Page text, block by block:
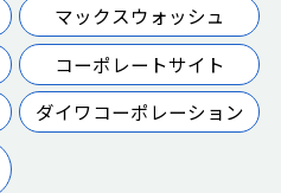
マックスウォッシュ
コーポレートサイト
ダイワコーポレーション